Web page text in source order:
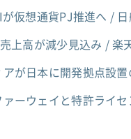
仮想通貨PJ推進へ /
上高が減少見込み / 楽
が日本に開発拠点設
ァーウェイと特許ライ